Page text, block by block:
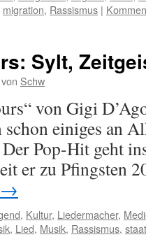
migration, Rassismus |
Sylt,
von Schw
von Gigi
einiges an
Pop-Hit geht
er zu Pfingsten
→
, Kultur, Liedermacher,
, Lied, Musik, Rassismus, staat